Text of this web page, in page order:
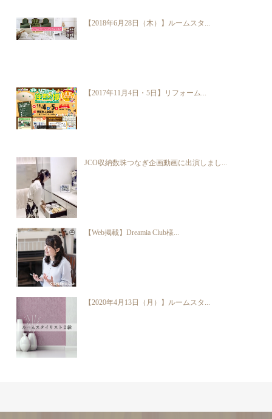
【2018年6月28日（木）】ルームスタ...
【2017年11月4日・5日】リフォーム...
JCO収納数珠つなぎ企画動画に出演しまし...
【Web掲載】Dreamia Club様...
【2020年4月13日（月）】ルームスタ...